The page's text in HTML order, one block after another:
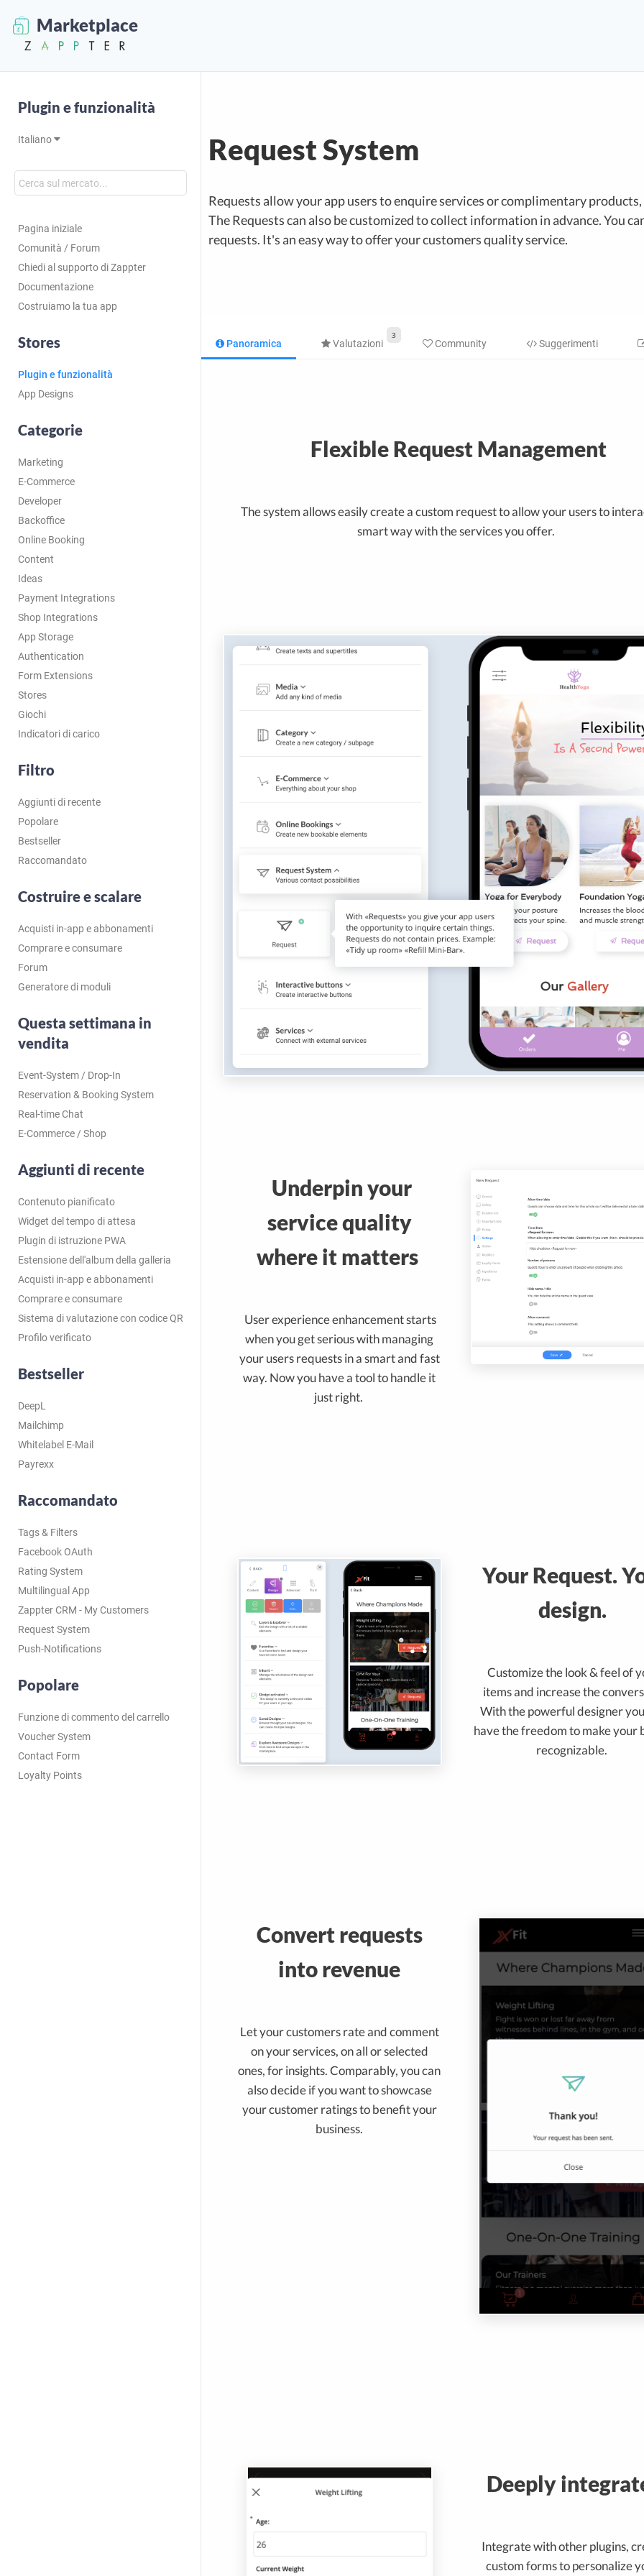
Marketplace
Plugin e funzionalità
Italiano
Pagina iniziale
Comunità / Forum
Chiedi al supporto di Zappter
Documentazione
Costruiamo la tua app
Stores
Plugin e funzionalità
App Designs
Categorie
Marketing
E-Commerce
Developer
Backoffice
Online Booking
Content
Ideas
Payment Integrations
Shop Integrations
App Storage
Authentication
Form Extensions
Stores
Giochi
Indicatori di carico
Filtro
Aggiunti di recente
Popolare
Bestseller
Raccomandato
Costruire e scalare
Acquisti in-app e abbonamenti
Comprare e consumare
Forum
Generatore di moduli
Questa settimana in
vendita
Event-System / Drop-In
Reservation & Booking System
Real-time Chat
E-Commerce / Shop
Aggiunti di recente
Contenuto pianificato
Widget del tempo di attesa
Plugin di istruzione PWA
Estensione dell'album della galleria
Acquisti in-app e abbonamenti
Comprare e consumare
Sistema di valutazione con codice QR
Profilo verificato
Bestseller
DeepL
Mailchimp
Whitelabel E-Mail
Payrexx
Raccomandato
Tags & Filters
Facebook OAuth
Rating System
Multilingual App
Zappter CRM - My Customers
Request System
Push-Notifications
Popolare
Funzione di commento del carrello
Voucher System
Contact Form
Loyalty Points
Request System
Requests allow your app users to enquire services or complimentary
The Requests can also be customized to collect information in advance. You
requests. It's an easy way to offer your customers quality service.
Panoramica Valutazioni
3
Community Suggerimenti
Flexible Request Management
The system allows easily create a custom request to allow your users to
smart way with the services you offer.
Underpin your
service quality
where it matters
User experience enhancement starts
when you get serious with managing
your users requests in a smart and fast
way. Now you have a tool to handle it
just right.
Your Request.
design.
Customize the look & feel of
items and increase the
With the powerful designer
have the freedom to make your
recognizable.
Convert requests
into revenue
Let your customers rate and comment
on your services, on all or selected
ones, for insights. Comparably, you can
also decide if you want to showcase
your customer ratings to benefit your
business.
Deeply
Integrate with other plugins,
custom forms to personalize